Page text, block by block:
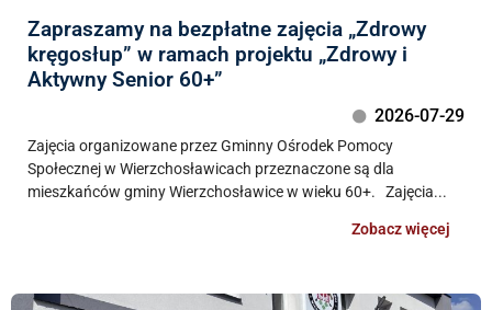
Zapraszamy na bezpłatne zajęcia „Zdrowy
kręgosłup” w ramach projektu „Zdrowy i
Aktywny Senior 60+”
2026-07-29
Zajęcia organizowane przez Gminny Ośrodek Pomocy
Społecznej w Wierzchosławicach przeznaczone są dla
mieszkańców gminy Wierzchosławice w wieku 60+. Zajęcia...
Zobacz więcej